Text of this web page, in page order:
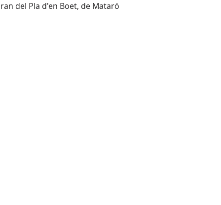
del Pla d'en Boet, de Mataró